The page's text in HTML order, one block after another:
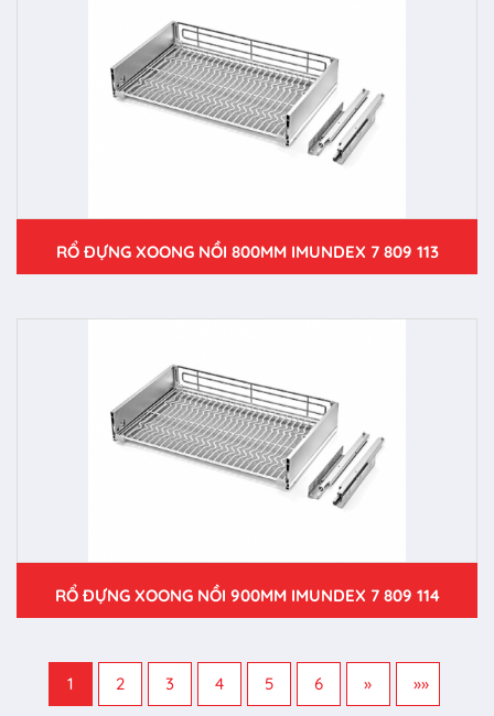
RỔ ĐỰNG XOONG NỒI 800MM IMUNDEX 7 809 113
RỔ ĐỰNG XOONG NỒI 900MM IMUNDEX 7 809 114
1 2 3 4 5 6 » »»